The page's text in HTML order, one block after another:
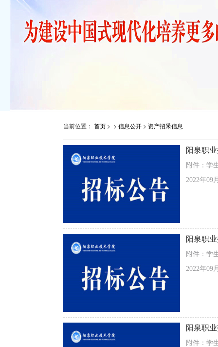
当前位置： 首页 > > 信息公开 > 资产招釆信息
阳泉职
附件：学
2022年09
阳泉职
附件：学
2022年09
阳泉职
附件：学